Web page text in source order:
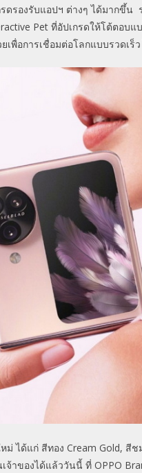
ดรองรับแอปฯ ต่างๆ ได้มากขึ้น
Pet ที่อัปเกรดให้โต้ตอบแ
เพื่อการเชื่อมต่อโลกแบบรวดเร็
ม่ ได้แก่ สีทอง Cream Gold, สีช
จ้าของได้แล้ววันนี้ ที่ OPPO